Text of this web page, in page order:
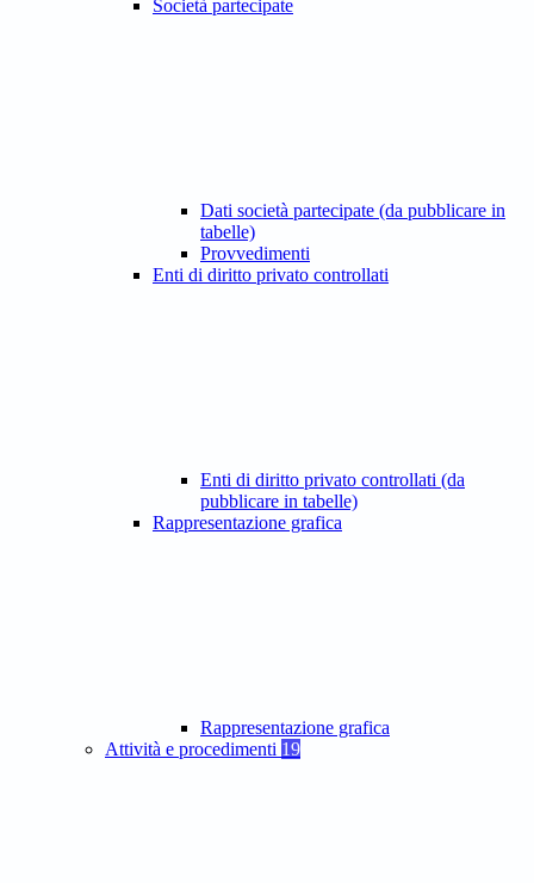
Società partecipate
Dati società partecipate (da pubblicare in
tabelle)
Provvedimenti
Enti di diritto privato controllati
Enti di diritto privato controllati (da
pubblicare in tabelle)
Rappresentazione grafica
Rappresentazione grafica
Attività e procedimenti 19